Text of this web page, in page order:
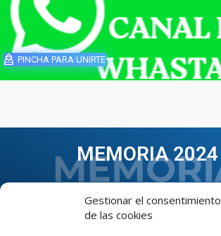
Gestionar el consentimiento
de las cookies
PINCHA PARA UNIRTE
MEMORIA 2024